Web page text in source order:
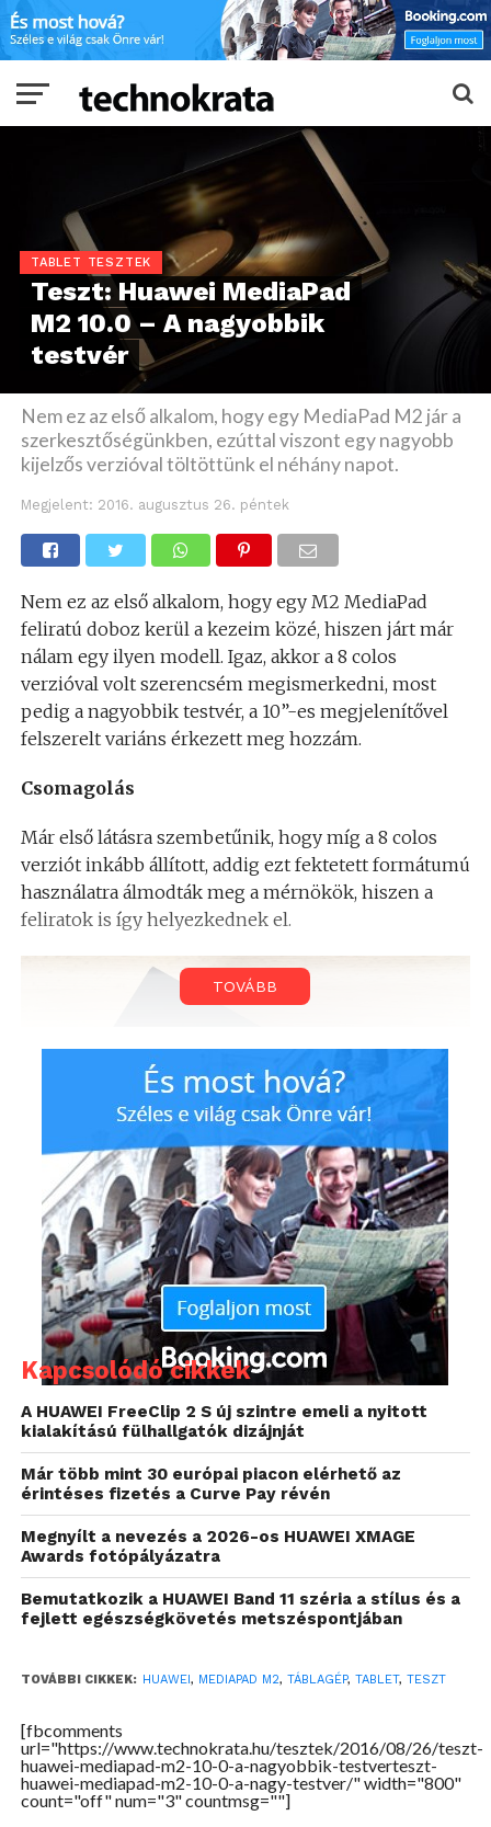
TABLET TESZTEK
Teszt: Huawei MediaPad
M2 10.0 – A nagyobbik
testvér
Nem ez az első alkalom, hogy egy MediaPad M2 jár a
szerkesztőségünkben, ezúttal viszont egy nagyobb
kijelzős verzióval töltöttünk el néhány napot.
Megjelent: 2016. augusztus 26. péntek
Nem ez az első alkalom, hogy egy M2 MediaPad
feliratú doboz kerül a kezeim közé, hiszen járt már
nálam egy ilyen modell. Igaz, akkor a 8 colos
verzióval volt szerencsém megismerkedni, most
pedig a nagyobbik testvér, a 10”-es megjelenítővel
felszerelt variáns érkezett meg hozzám.
Csomagolás
Már első látásra szembetűnik, hogy míg a 8 colos
verziót inkább állított, addig ezt fektetett formátumú
használatra álmodták meg a mérnökök, hiszen a
feliratok is így helyezkednek el.
Belül aztán a táblagépre, a használati útmutatóra, a
töltőfejre, a microUSB kábelre és a SIM foglalat
előhozásához szükséges tűre bukkanhatunk, más
Külső
Ahogyan már említettem, a MediaPad M2 10.0 sok
vannak eltérések. A legnagyobb természetesen
készülékház helyet ezúttal egy nagyobb, 239,8 x
172,8 x 7,35 milliméter dimenziójú táblagépet
vehettem a kezeim közé. Ennek oka természetesen
a nagyobb képernyő, amely ezúttal a névvel
TOVÁBB
Kapcsolódó cikkek
A HUAWEI FreeClip 2 S új szintre emeli a nyitott
kialakítású fülhallgatók dizájnját
Már több mint 30 európai piacon elérhető az
érintéses fizetés a Curve Pay révén
Megnyílt a nevezés a 2026-os HUAWEI XMAGE
Awards fotópályázatra
Bemutatkozik a HUAWEI Band 11 széria a stílus és a
fejlett egészségkövetés metszéspontjában
TOVÁBBI CIKKEK: HUAWEI , MEDIAPAD M2, TÁBLAGÉP, TABLET, TESZT
[fbcomments
url="https://www.technokrata.hu/tesztek/2016/08/26/teszt-
huawei-mediapad-m2-10-0-a-nagyobbik-testverteszt-
huawei-mediapad-m2-10-0-a-nagy-testver/" width="800"
count="off" num="3" countmsg=""]